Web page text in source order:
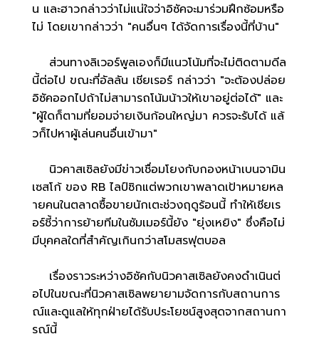
น และฮาวกล่าวว่าไม่แน่ใจว่าอิซัคจะมาร่วมฝึกซ้อมหรือ
ไม่ โดยเขากล่าวว่า "คนอื่นๆ ได้จัดการเรื่องนี้ที่บ้าน"
ส่วนทางลิเวอร์พูลเองก็มีแนวโน้มที่จะไม่ติดตามดีล
นี้ต่อไป ขณะที่อัลลัน เชียเรอร์ กล่าวว่า "จะต้องปล่อย
อิซัคออกไปถ้าไม่สามารถโน้มน้าวให้เขาอยู่ต่อได้" และ
"ผู้ใดก็ตามที่ยอมจ่ายเงินก้อนใหญ่มา ควรจะรับได้ แล้
วก็ไปหาผู้เล่นคนอื่นเข้ามา"
นิวคาสเซิลยังมีข่าวเชื่อมโยงกับกองหน้าเบนจามิน
เซสโก้ ของ RB ไลป์ซิกแต่พวกเขาพลาดเป้าหมายหล
ายคนในตลาดซื้อขายนักเตะช่วงฤดูร้อนนี้ ทำให้เชียเร
อร์ชี้ว่าการย้ายทีมในซัมเมอร์นี้ยัง "ยุ่งเหยิง" ซึ่งคือไม่
มีบุคคลใดที่สำคัญเกินกว่าสโมสรฟุตบอล
เรื่องราวระหว่างอิซัคกับนิวคาสเซิลยังคงดำเนินต่
อไปในขณะที่นิวคาสเซิลพยายามจัดการกับสถานการ
ณ์และดูแลให้ทุกฝ่ายได้รับประโยชน์สูงสุดจากสถานกา
รณ์นี้